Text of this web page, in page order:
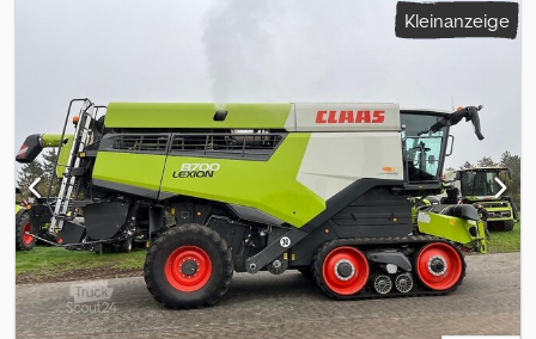
0030 Bereifung 500/85R24 hi 0040 Klimaautomatik/Heizung 0050
Streublecheinstellung 0100 Beleuchtung klappbare Vorsätze
0110 Kraftstoffverbrauchsmessung 0120 Xenon Beleuchtung I
0130 Quantimeter Csdpfjx R Imgox Adkorf 0140 Vorrüstung
maschinenseitig zum 0150 automatischen Lenken 0160
Schneidwerk Vario 7,50 m 0170 Schneidwerkswagen 40 km/h
Kleinanzeige